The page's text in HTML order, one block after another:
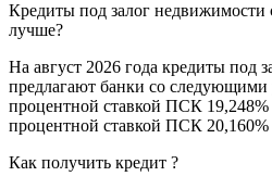
Кредиты под залог недвижимости
лучше?
На август 2026 года кредиты под
предлагают банки со
процентной ставкой ПСК
процентной ставкой ПСК 20,160%
Как получить кредит ?